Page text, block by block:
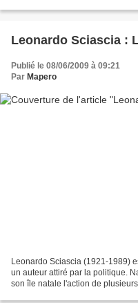
Leonardo Sciascia :
Publié le 08/06/2009 à 09:21
Par Mapero
Leonardo Sciascia (1921-1989)
un auteur attiré par la politique.
son île natale l'action de